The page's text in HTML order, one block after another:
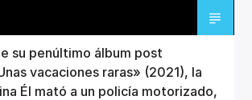
su penúltimo álbum post
vacaciones raras» (2021), la
Él mató a un policía motorizado,